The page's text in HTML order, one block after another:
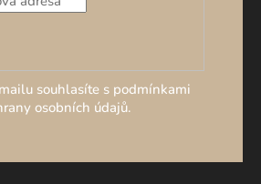
souhlasíte s podmínkami
osobních údajů.